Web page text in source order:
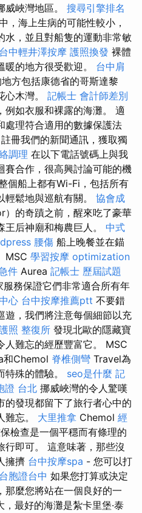
威峽灣地區。 搜尋引擎排名
，海上生病的可能性較小，
水，並且對船隻的運動非常敏
台中輕井澤按摩 護照換發 裸體
的地方很受歡迎。 台中肩
方包括康德省的哥斯達黎
心木灣。 記帳士 會計師差別
例如衣服和裸露的海灘。 適
處理符合適用的數據保護法
註冊我們的新聞通訊，獲取獨
調理 在以下電話號碼上與我
賽合作，很高興討論可能的機
個船上都有Wi-Fi，包括所有
鬆地與巡航有關。 協會成
）的奇蹟之前，醒來吃了豪華
后神廟和梅農巨人。 中式
腰傷 船上晚餐並在錨
MSC 學習按摩 optimization
件 Aurea 記帳士 歷屆試題
務保證它們非常適合所有年
心 台中按摩推薦ptt 不要錯
遊，我們將注意每個細節以充
照 整復所 發現北歐的隱藏寶
人難忘的經歷豐富它。 MSC
和Chemol 脊椎側彎 Travel為
特殊的體驗。 seo是什麼 記
證 台北 挪威峽灣的令人驚嘆
的發現都留下了旅行者心中的
難忘。 大里推拿 Chemol 經
檢查是一個平穩而有條理的
行即可。 這意味著，那些沒
擁擠 台中按摩spa - 您可以打
台胞證台中 如果您打算或決定
那麼您將站在一個良好的一
，最好的海灘是紮卡里堡·泰